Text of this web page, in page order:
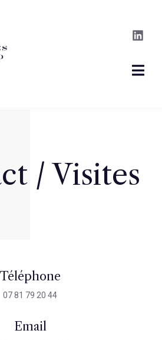
/ Visites
Téléphone
07 81 79 20 44
Email